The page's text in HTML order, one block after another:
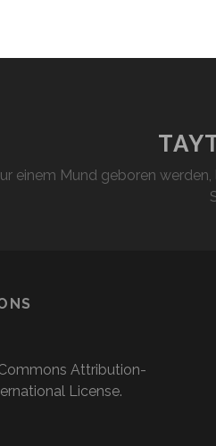
einem Mund geboren
Attribution-
License.